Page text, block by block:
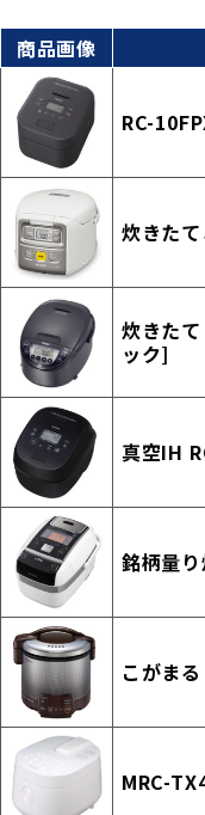
商品画像
RC-
炊きた
炊きた
ック]
真空IH
銘柄量
こがま
MRC-